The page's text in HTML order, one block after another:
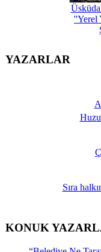
''Yerel
YAZARLAR
Sıra
KONUK